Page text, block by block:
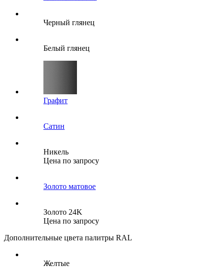
Черный глянец
Белый глянец
Графит
Сатин
Никель
Цена по запросу
Золото матовое
Золото 24K
Цена по запросу
Дополнительные цвета палитры RAL
Желтые